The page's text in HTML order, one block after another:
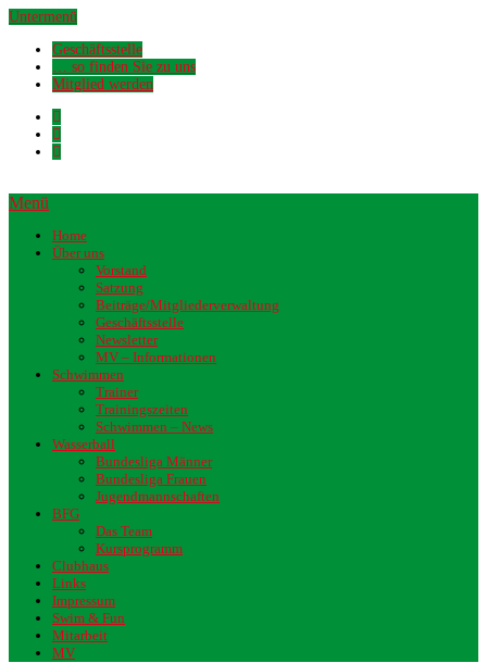
Untermenü
Geschäftsstelle
… so finden Sie zu uns
Mitglied werden
Menü
Home
Über uns
Vorstand
Satzung
Beiträge/Mitgliederverwaltung
Geschäftsstelle
Newsletter
MV – Informationen
Schwimmen
Trainer
Trainingszeiten
Schwimmen – News
Wasserball
Bundesliga Männer
Bundesliga Frauen
Jugendmannschaften
BFG
Das Team
Kursprogramm
Clubhaus
Links
Impressum
Swim & Fun
Mitarbeit
MV